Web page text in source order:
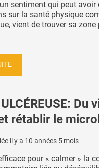
sentiment qui peut avoir
sur la santé physique
vient de trouver sa zone
Du
rétablir le
il y a 10 années 5 mois
pour « calmer » la